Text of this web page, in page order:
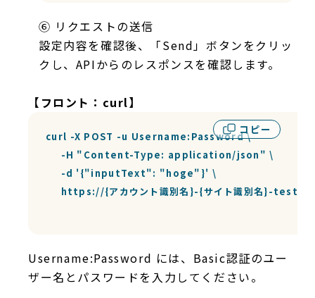
⑥ リクエストの送信
設定内容を確認後、「Send」ボタンをクリッ
クし、APIからのレスポンスを確認します。
【フロント：curl】
コピー
curl -X POST -u Username:Password \
     -H "Content-Type: application/json" \
     -d '{"inputText": "hoge"}' \
https://{アカウント識別名}-{サイト識別名}-
Username:Password には、Basic認証のユー
ザー名とパスワードを入力してください。